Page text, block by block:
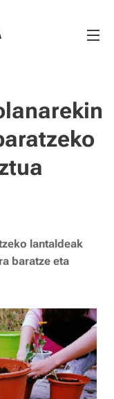
lantaldeak
baratze eta